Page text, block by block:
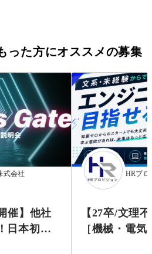
った方にオススメの募集
式会社
催】他社
日本初の
HRプロ
【27卒/文理
［機械・電